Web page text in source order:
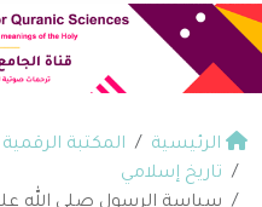
الرئيسية المكتبة الرقمية
تاريخ إسلامي